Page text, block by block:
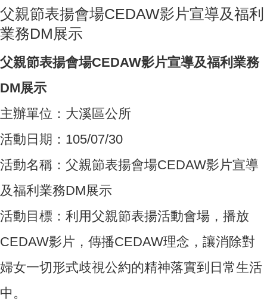
父親節表揚會場CEDAW影片宣導及福利
業務DM展示
父親節表揚會場CEDAW影片宣導及福利業務
DM展示
主辦單位：大溪區公所
活動日期：105/07/30
活動名稱：父親節表揚會場CEDAW影片宣導
及福利業務DM展示
活動目標：利用父親節表揚活動會場，播放
CEDAW影片，傳播CEDAW理念，讓消除對
婦女一切形式歧視公約的精神落實到日常生活
中。